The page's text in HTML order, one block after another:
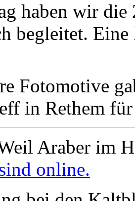
haben wir die
begleitet.
Fotomotive
in Rethem
Araber im
online.